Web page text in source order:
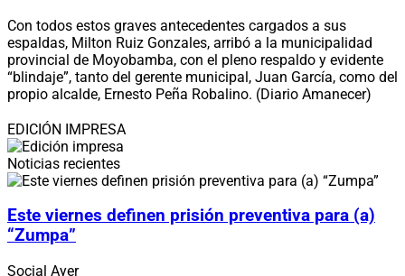
Con todos estos graves antecedentes cargados a sus
espaldas, Milton Ruiz Gonzales, arribó a la municipalidad
provincial de Moyobamba, con el pleno respaldo y evidente
“blindaje”, tanto del gerente municipal, Juan García, como del
propio alcalde, Ernesto Peña Robalino. (Diario Amanecer)
EDICIÓN IMPRESA
Noticias recientes
Este viernes definen prisión preventiva para (a)
“Zumpa”
Social Ayer